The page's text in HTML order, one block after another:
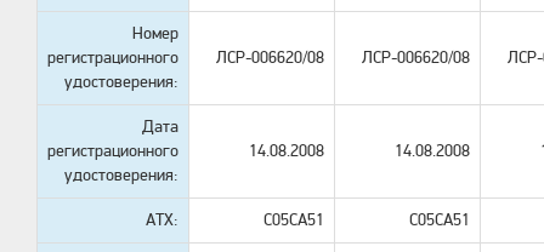
Номер
регистрационного
удостоверения:
ЛСР-006620/08 ЛСР-006620/08 ЛСР-
Дата
регистрационного
удостоверения:
14.08.2008 14.08.2008
АТХ: C05CA51 C05CA51